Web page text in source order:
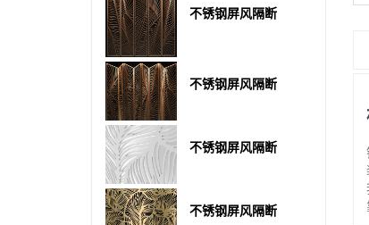
不锈钢屏风隔断
不锈钢屏风隔断
不锈钢屏风隔断
不锈钢屏风隔断